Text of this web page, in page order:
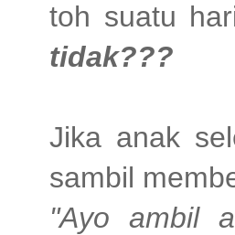
toh suatu
tidak???
Jika anak
sambil
"Ayo ambil